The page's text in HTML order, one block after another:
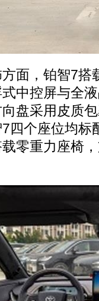
，铂智7搭
式中控屏与全
盘采用皮质
四个座位均标
零重力座椅